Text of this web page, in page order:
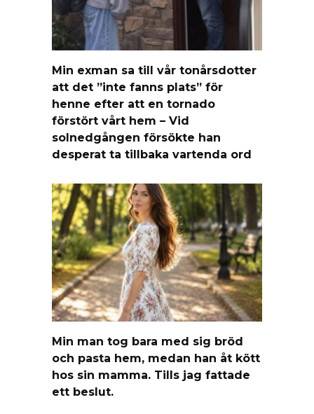
Min exman sa till vår tonårsdotter
att det ”inte fanns plats” för
henne efter att en tornado
förstört vårt hem – Vid
solnedgången försökte han
desperat ta tillbaka vartenda ord
Min man tog bara med sig bröd
och pasta hem, medan han åt kött
hos sin mamma. Tills jag fattade
ett beslut.